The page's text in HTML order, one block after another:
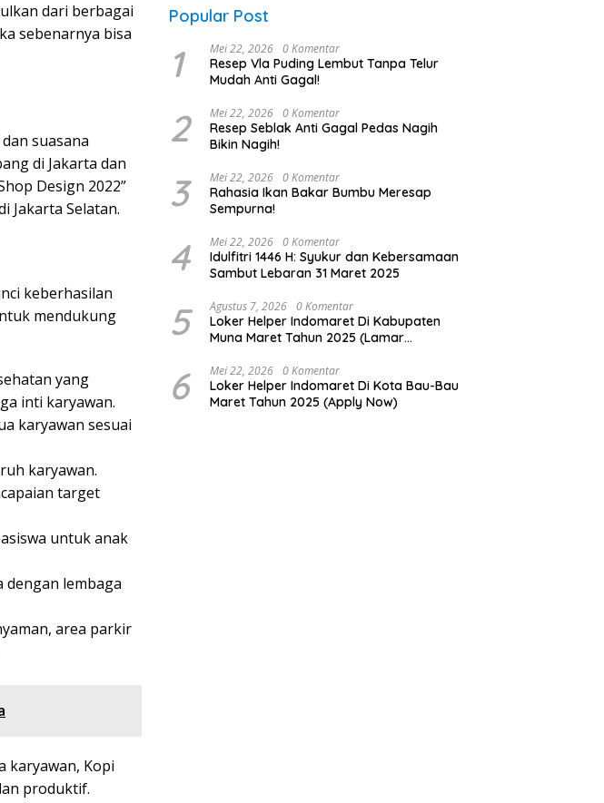
dari berbagai
sebenarnya bisa
suasana
di Jakarta dan
Design 2022”
Jakarta Selatan.
keberhasilan
mendukung
yang
inti karyawan.
karyawan sesuai
karyawan.
target
untuk anak
dengan lembaga
area parkir
karyawan, Kopi
produktif.
Popular Post
1 Mei 22, 2026 0 Komentar
Resep Vla Puding Lembut Tanpa Telur
Mudah Anti Gagal!
2 Mei 22, 2026 0 Komentar
Resep Seblak Anti Gagal Pedas Nagih
Bikin Nagih!
3 Mei 22, 2026 0 Komentar
Rahasia Ikan Bakar Bumbu Meresap
Sempurna!
4 Mei 22, 2026 0 Komentar
Idulfitri 1446 H: Syukur dan Kebersamaan
Sambut Lebaran 31 Maret 2025
5 Agustus 7, 2026 0 Komentar
Loker Helper Indomaret Di Kabupaten
Muna Maret Tahun 2025 (Lamar
6 Mei 22, 2026 0 Komentar
Loker Helper Indomaret Di Kota Bau-Bau
Maret Tahun 2025 (Apply Now)